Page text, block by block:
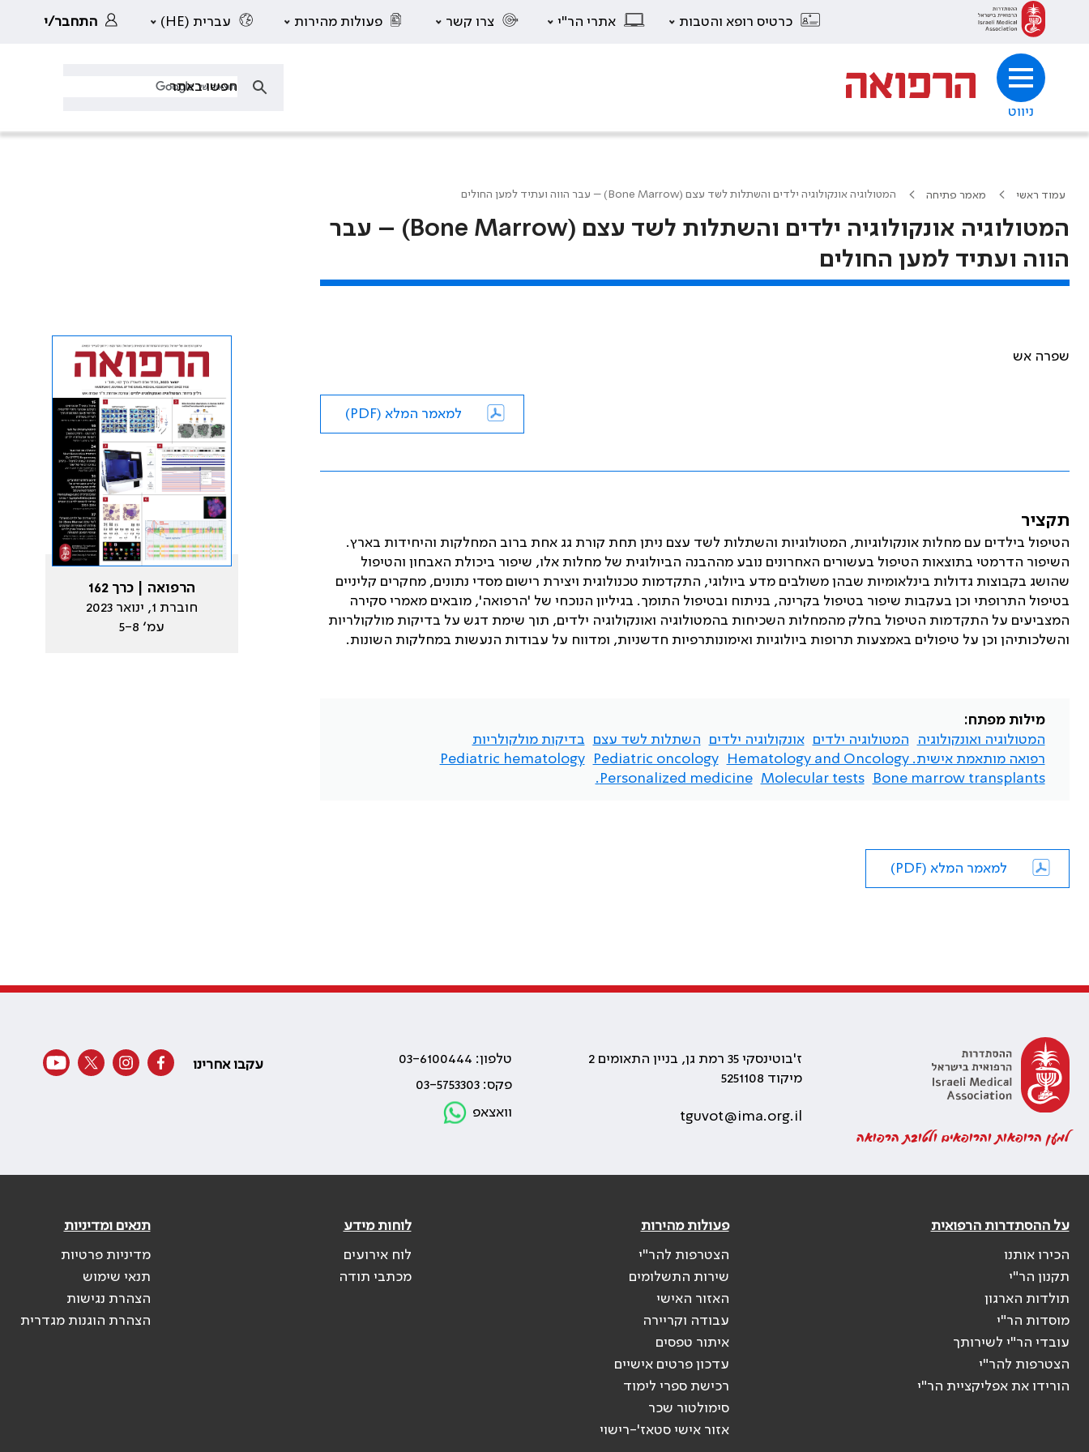
כרטיס רופא והטבות אתרי הר"י צרו קשר פעולות מהירות עברית (HE) התחבר/י
ניווט
עמוד ראשי מאמר פתיחה המטולוגיה אונקולוגיה ילדים והשתלות לשד עצם (Bone Marrow) – עבר הווה ועתיד למען החולים
המטולוגיה אונקולוגיה ילדים והשתלות לשד עצם (Bone Marrow) – עבר
הווה ועתיד למען החולים
שפרה אש
למאמר המלא (PDF)
תקציר
הטיפול בילדים עם מחלות אונקולוגיות, המטולוגיות והשתלות לשד עצם ניתן תחת קורת גג אחת ברוב המחלקות והיחידות בארץ.
השיפור הדרמטי בתוצאות הטיפול בעשורים האחרונים נובע מההבנה הביולוגית של מחלות אלו, שיפור ביכולת האבחון והטיפול
שהושג בקבוצות גדולות בינלאומיות שבהן משולבים מדע ביולוגי, התקדמות טכנולוגית ויצירת רישום מסדי נתונים, מחקרים קליניים
בטיפול התרופתי וכן בעקבות שיפור בטיפול בקרינה, בניתוח ובטיפול התומך. בגיליון הנוכחי של 'הרפואה', מובאים מאמרי סקירה
המצביעים על התקדמות הטיפול בחלק מהמחלות השכיחות בהמטולוגיה ואונקולוגיה ילדים, תוך שימת דגש על בדיקות מולקולריות
והשלכותיהן וכן על טיפולים באמצעות תרופות ביולוגיות ואימונותרפיות חדשניות, ומדווח על עבודות הנעשות במחלקות השונות.
מילות מפתח:
המטולוגיה ואונקולוגיה
המטולוגיה ילדים אונקולוגיה ילדים השתלות לשד עצם
בדיקות מולקולריות
רפואה מותאמת אישית. Hematology and Oncology
Pediatric oncology
Pediatric hematology
Bone marrow transplants
Molecular tests
Personalized medicine.
למאמר המלא (PDF)
הרפואה | כרך 162
חוברת 1, ינואר 2023
עמ׳ 5-8
למען הרופאות והרופאים ולטובת הרפואה
ז'בוטינסקי 35 רמת גן, בניין התאומים 2
מיקוד 5251108
tguvot@ima.org.il
טלפון: 03-6100444
פקס: 03-5753303
וואצאפ
עקבו אחרינו
על ההסתדרות הרפואית
הכירו אותנו
תקנון הר"י
תולדות הארגון
מוסדות הר"י
עובדי הר"י לשירותך
הצטרפות להר"י
הורידו את אפליקציית הר"י
פעולות מהירות
הצטרפות להר"י
שירות התשלומים
האזור האישי
עבודה וקריירה
איתור טפסים
עדכון פרטים אישיים
רכישת ספרי לימוד
סימולטור שכר
אזור אישי סטאז'-רישוי
לוחות מידע
לוח אירועים
מכתבי תודה
תנאים ומדיניות
מדיניות פרטיות
תנאי שימוש
הצהרת נגישות
הצהרת הוגנות מגדרית